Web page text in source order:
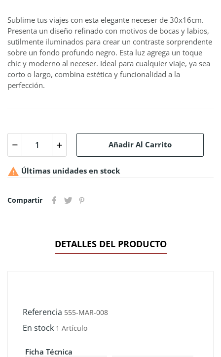
Sublime tus viajes con esta elegante neceser de 30x16cm.
Presenta un diseño refinado con motivos de bocas y labios,
sutilmente iluminados para crear un contraste sorprendente
sobre un fondo profundo negro. Esta luz agrega un toque
chic y moderno al neceser. Ideal para cualquier viaje, ya sea
corto o largo, combina estética y funcionalidad a la
perfección.
Añadir Al Carrito
 Últimas unidades en stock
Compartir
DETALLES DEL PRODUCTO
Referencia 555-MAR-008
En stock 1 Artículo
Ficha Técnica